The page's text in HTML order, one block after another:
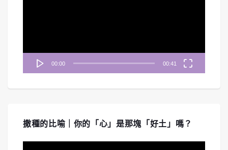
00:00 00:41
撒種的比喻｜你的「心」是那塊「好土」嗎？